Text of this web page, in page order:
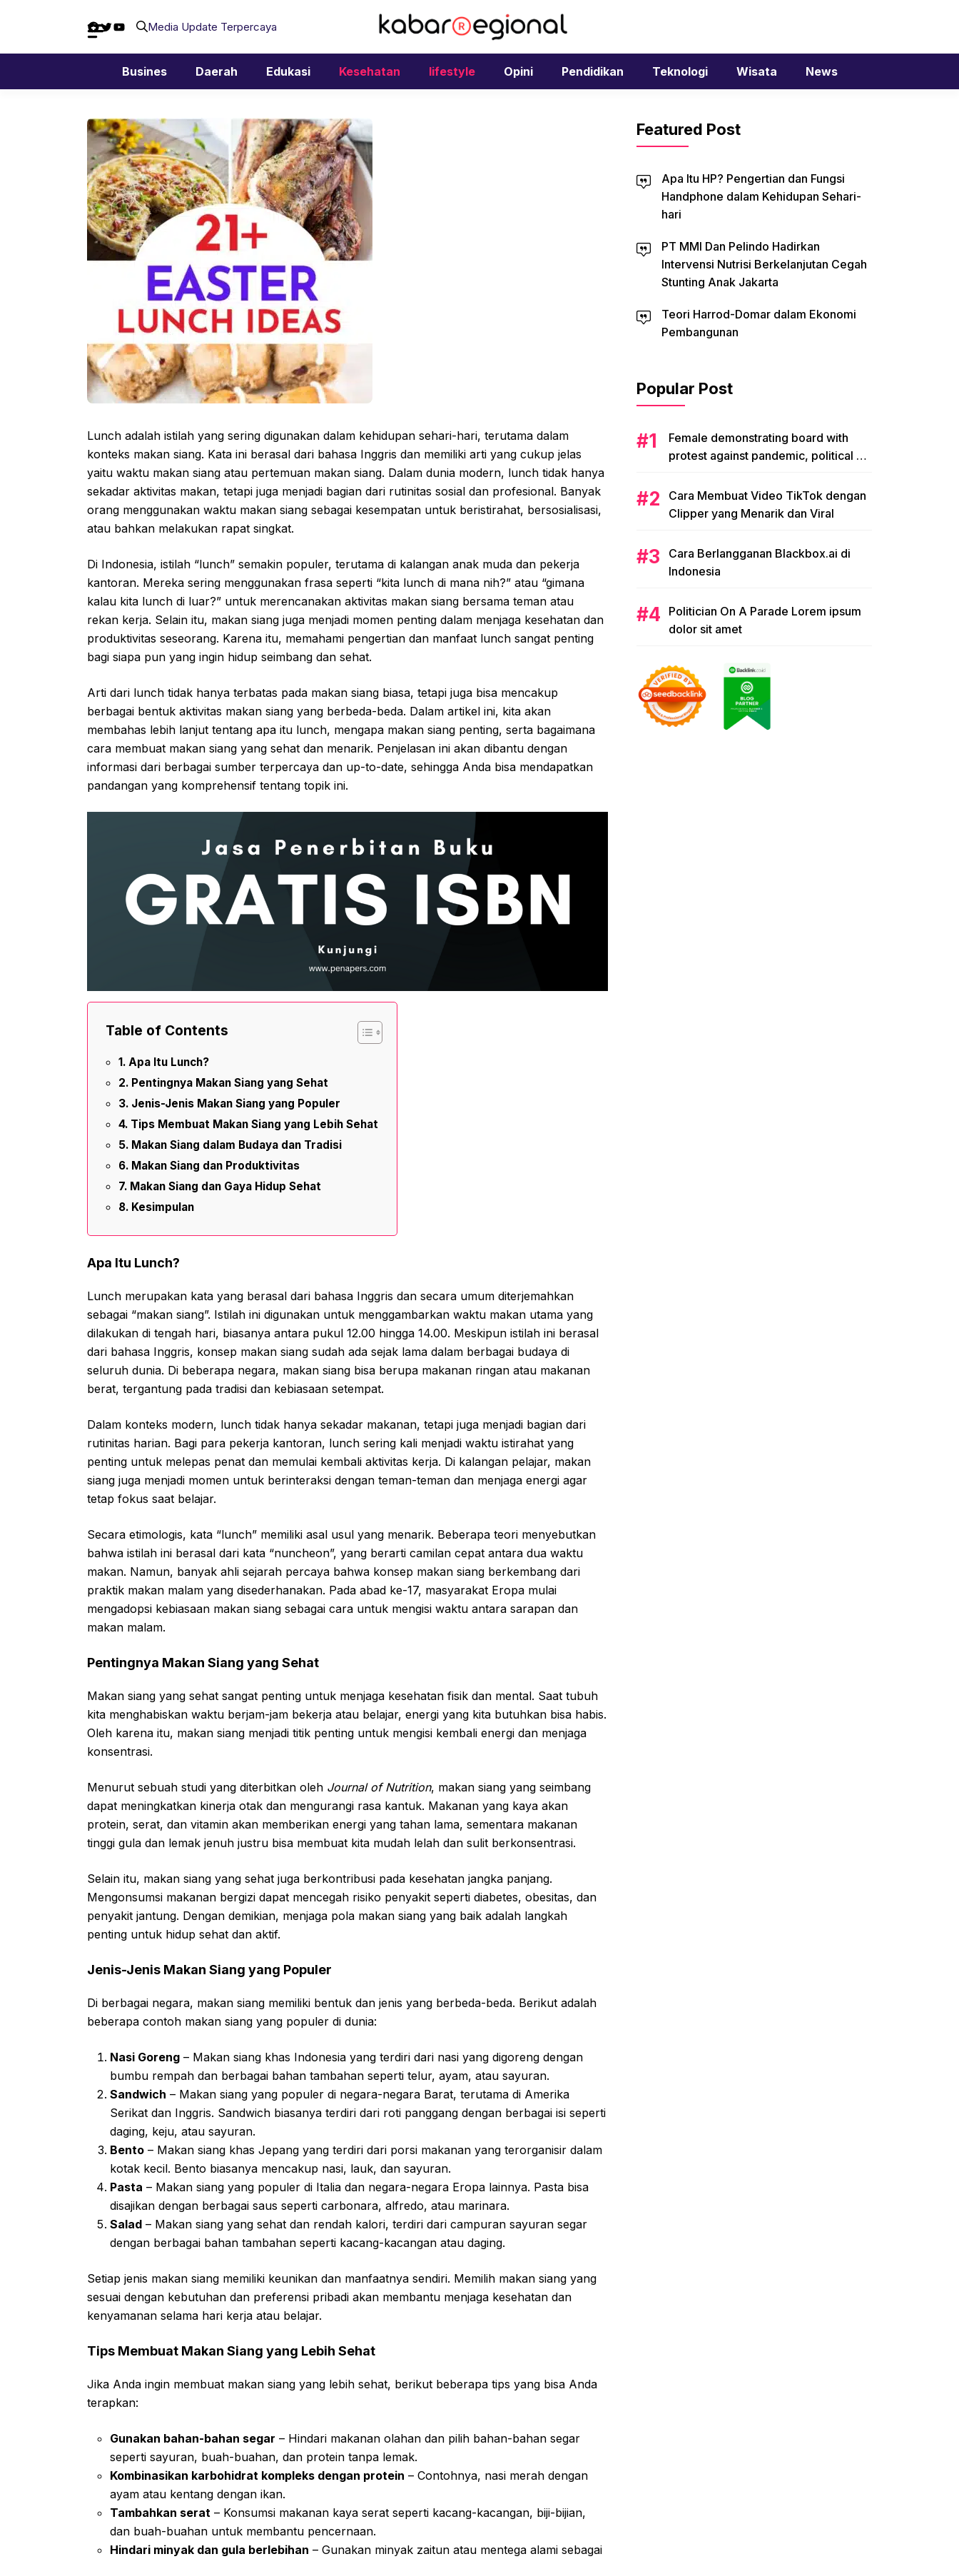
Facebook
Twitter
YouTubeMedia Update Terpercaya
Busines Daerah Edukasi Kesehatan lifestyle Opini Pendidikan Teknologi Wisata News
Lunch adalah istilah yang sering digunakan dalam kehidupan sehari-hari, terutama dalam
konteks makan siang. Kata ini berasal dari bahasa Inggris dan memiliki arti yang cukup jelas
yaitu waktu makan siang atau pertemuan makan siang. Dalam dunia modern, lunch tidak hanya
sekadar aktivitas makan, tetapi juga menjadi bagian dari rutinitas sosial dan profesional. Banyak
orang menggunakan waktu makan siang sebagai kesempatan untuk beristirahat, bersosialisasi,
atau bahkan melakukan rapat singkat.
Di Indonesia, istilah “lunch” semakin populer, terutama di kalangan anak muda dan pekerja
kantoran. Mereka sering menggunakan frasa seperti “kita lunch di mana nih?” atau “gimana
kalau kita lunch di luar?” untuk merencanakan aktivitas makan siang bersama teman atau
rekan kerja. Selain itu, makan siang juga menjadi momen penting dalam menjaga kesehatan dan
produktivitas seseorang. Karena itu, memahami pengertian dan manfaat lunch sangat penting
bagi siapa pun yang ingin hidup seimbang dan sehat.
Arti dari lunch tidak hanya terbatas pada makan siang biasa, tetapi juga bisa mencakup
berbagai bentuk aktivitas makan siang yang berbeda-beda. Dalam artikel ini, kita akan
membahas lebih lanjut tentang apa itu lunch, mengapa makan siang penting, serta bagaimana
cara membuat makan siang yang sehat dan menarik. Penjelasan ini akan dibantu dengan
informasi dari berbagai sumber terpercaya dan up-to-date, sehingga Anda bisa mendapatkan
pandangan yang komprehensif tentang topik ini.
Table of Contents
Apa Itu Lunch?
Pentingnya Makan Siang yang Sehat
Jenis-Jenis Makan Siang yang Populer
Tips Membuat Makan Siang yang Lebih Sehat
Makan Siang dalam Budaya dan Tradisi
Makan Siang dan Produktivitas
Makan Siang dan Gaya Hidup Sehat
Kesimpulan
Apa Itu Lunch?
Lunch merupakan kata yang berasal dari bahasa Inggris dan secara umum diterjemahkan
sebagai “makan siang”. Istilah ini digunakan untuk menggambarkan waktu makan utama yang
dilakukan di tengah hari, biasanya antara pukul 12.00 hingga 14.00. Meskipun istilah ini berasal
dari bahasa Inggris, konsep makan siang sudah ada sejak lama dalam berbagai budaya di
seluruh dunia. Di beberapa negara, makan siang bisa berupa makanan ringan atau makanan
berat, tergantung pada tradisi dan kebiasaan setempat.
Dalam konteks modern, lunch tidak hanya sekadar makanan, tetapi juga menjadi bagian dari
rutinitas harian. Bagi para pekerja kantoran, lunch sering kali menjadi waktu istirahat yang
penting untuk melepas penat dan memulai kembali aktivitas kerja. Di kalangan pelajar, makan
siang juga menjadi momen untuk berinteraksi dengan teman-teman dan menjaga energi agar
tetap fokus saat belajar.
Secara etimologis, kata “lunch” memiliki asal usul yang menarik. Beberapa teori menyebutkan
bahwa istilah ini berasal dari kata “nuncheon”, yang berarti camilan cepat antara dua waktu
makan. Namun, banyak ahli sejarah percaya bahwa konsep makan siang berkembang dari
praktik makan malam yang disederhanakan. Pada abad ke-17, masyarakat Eropa mulai
mengadopsi kebiasaan makan siang sebagai cara untuk mengisi waktu antara sarapan dan
makan malam.
Pentingnya Makan Siang yang Sehat
Makan siang yang sehat sangat penting untuk menjaga kesehatan fisik dan mental. Saat tubuh
kita menghabiskan waktu berjam-jam bekerja atau belajar, energi yang kita butuhkan bisa habis.
Oleh karena itu, makan siang menjadi titik penting untuk mengisi kembali energi dan menjaga
konsentrasi.
Menurut sebuah studi yang diterbitkan oleh Journal of Nutrition, makan siang yang seimbang
dapat meningkatkan kinerja otak dan mengurangi rasa kantuk. Makanan yang kaya akan
protein, serat, dan vitamin akan memberikan energi yang tahan lama, sementara makanan
tinggi gula dan lemak jenuh justru bisa membuat kita mudah lelah dan sulit berkonsentrasi.
Selain itu, makan siang yang sehat juga berkontribusi pada kesehatan jangka panjang.
Mengonsumsi makanan bergizi dapat mencegah risiko penyakit seperti diabetes, obesitas, dan
penyakit jantung. Dengan demikian, menjaga pola makan siang yang baik adalah langkah
penting untuk hidup sehat dan aktif.
Jenis-Jenis Makan Siang yang Populer
Di berbagai negara, makan siang memiliki bentuk dan jenis yang berbeda-beda. Berikut adalah
beberapa contoh makan siang yang populer di dunia:
Nasi Goreng – Makan siang khas Indonesia yang terdiri dari nasi yang digoreng dengan
bumbu rempah dan berbagai bahan tambahan seperti telur, ayam, atau sayuran.
Sandwich – Makan siang yang populer di negara-negara Barat, terutama di Amerika
Serikat dan Inggris. Sandwich biasanya terdiri dari roti panggang dengan berbagai isi seperti
daging, keju, atau sayuran.
Bento – Makan siang khas Jepang yang terdiri dari porsi makanan yang terorganisir dalam
kotak kecil. Bento biasanya mencakup nasi, lauk, dan sayuran.
Pasta – Makan siang yang populer di Italia dan negara-negara Eropa lainnya. Pasta bisa
disajikan dengan berbagai saus seperti carbonara, alfredo, atau marinara.
Salad – Makan siang yang sehat dan rendah kalori, terdiri dari campuran sayuran segar
dengan berbagai bahan tambahan seperti kacang-kacangan atau daging.
Setiap jenis makan siang memiliki keunikan dan manfaatnya sendiri. Memilih makan siang yang
sesuai dengan kebutuhan dan preferensi pribadi akan membantu menjaga kesehatan dan
kenyamanan selama hari kerja atau belajar.
Tips Membuat Makan Siang yang Lebih Sehat
Jika Anda ingin membuat makan siang yang lebih sehat, berikut beberapa tips yang bisa Anda
terapkan:
Gunakan bahan-bahan segar – Hindari makanan olahan dan pilih bahan-bahan segar
seperti sayuran, buah-buahan, dan protein tanpa lemak.
Kombinasikan karbohidrat kompleks dengan protein – Contohnya, nasi merah dengan
ayam atau kentang dengan ikan.
Tambahkan serat – Konsumsi makanan kaya serat seperti kacang-kacangan, biji-bijian,
dan buah-buahan untuk membantu pencernaan.
Hindari minyak dan gula berlebihan – Gunakan minyak zaitun atau mentega alami sebagai
Featured Post
Apa Itu HP? Pengertian dan Fungsi
Handphone dalam Kehidupan Sehari-
hari
PT MMI Dan Pelindo Hadirkan
Intervensi Nutrisi Berkelanjutan Cegah
Stunting Anak Jakarta
Teori Harrod-Domar dalam Ekonomi
Pembangunan
Popular Post
Female demonstrating board with
protest against pandemic, political or
Cara Membuat Video TikTok dengan
Clipper yang Menarik dan Viral
Cara Berlangganan Blackbox.ai di
Indonesia
Politician On A Parade Lorem ipsum
dolor sit amet